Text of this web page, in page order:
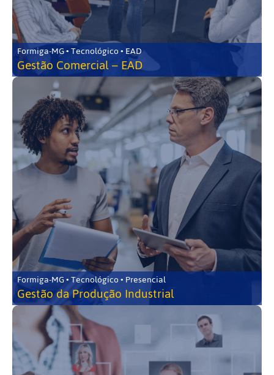
Formiga-MG • Tecnológico • EAD
Gestão Comercial – EAD
Formiga-MG • Tecnológico • Presencial
Gestão da Produção Industrial